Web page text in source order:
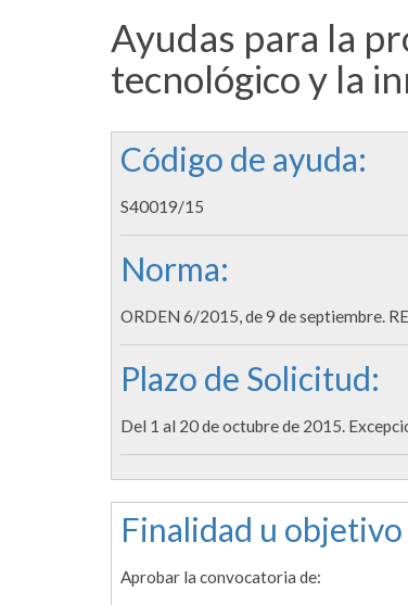
Ayudas para la
tecnológico y la
Código de ayuda:
S40019/15
Norma:
ORDEN 6/2015, de 9 de septiembre.
Plazo de Solicitud:
Del 1 al 20 de octubre de 2015.
Finalidad u objetivo
Aprobar la convocatoria de: